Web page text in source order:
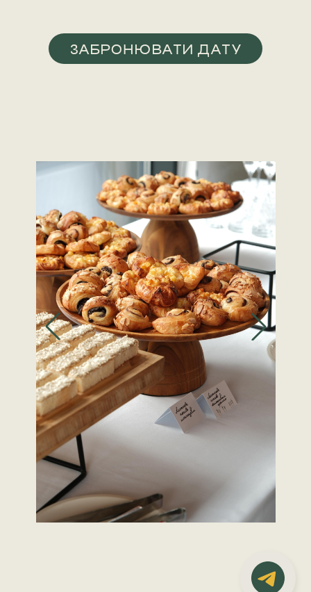
ЗАБРОНЮВАТИ ДАТУ